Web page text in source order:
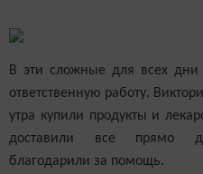
В эти сложные для всех
ответственную работу.
утра купили продукты и лекар
доставили все прямо
благодарили за помощь.